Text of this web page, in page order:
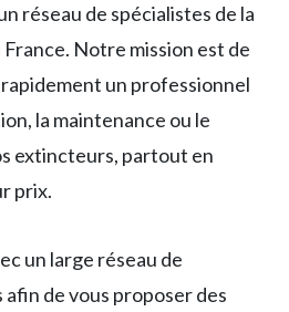
réseau de spécialistes de la
Notre mission est de
un professionnel
la maintenance ou le
extincteurs, partout en
prix.
un large réseau de
de vous proposer des